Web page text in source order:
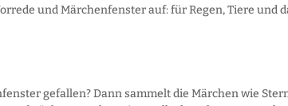
und Märchenfenster auf: für Regen, Tiere und
gefallen? Dann sammelt die Märchen wie